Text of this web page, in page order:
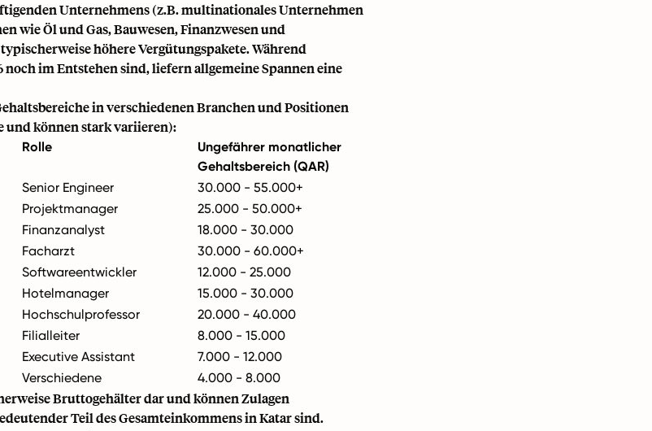
Unternehmens (z.B. multinationales Unternehmen
wie Öl und Gas, Bauwesen, Finanzwesen und
höhere Vergütungspakete. Während
noch im Entstehen sind, liefern allgemeine Spannen eine
in verschiedenen Branchen und Positionen
und können stark variieren):
Rolle
Ungefährer monatlicher
Gehaltsbereich (QAR)
Senior Engineer
30.000 - 55.000+
Projektmanager
25.000 - 50.000+
Finanzanalyst
18.000 - 30.000
Facharzt
30.000 - 60.000+
Softwareentwickler
12.000 - 25.000
Hotelmanager
15.000 - 30.000
Hochschulprofessor
20.000 - 40.000
Filialleiter
8.000 - 15.000
Executive Assistant
7.000 - 12.000
Verschiedene 4.000 - 8.000
Bruttogehälter dar und können Zulagen
Teil des Gesamteinkommens in Katar sind.